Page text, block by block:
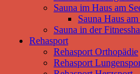
Sauna im Haus am
Sauna Haus
Sauna in der
Rehasport
Rehasport Orthopädie
Rehasport